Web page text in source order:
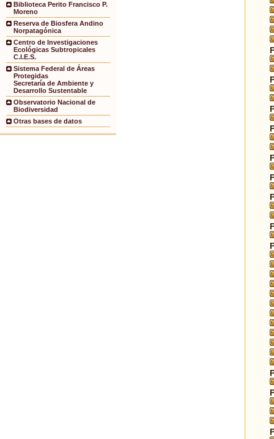
Biblioteca Perito Francisco P.
Moreno
Reserva de Biosfera Andino
Norpatagónica
Centro de Investigaciones
Ecológicas Subtropicales
C.I.E.S.
Sistema Federal de Áreas
Protegidas
Secretaría de Ambiente y
Desarrollo Sustentable
Observatorio Nacional de
Biodiversidad
Otras bases de datos